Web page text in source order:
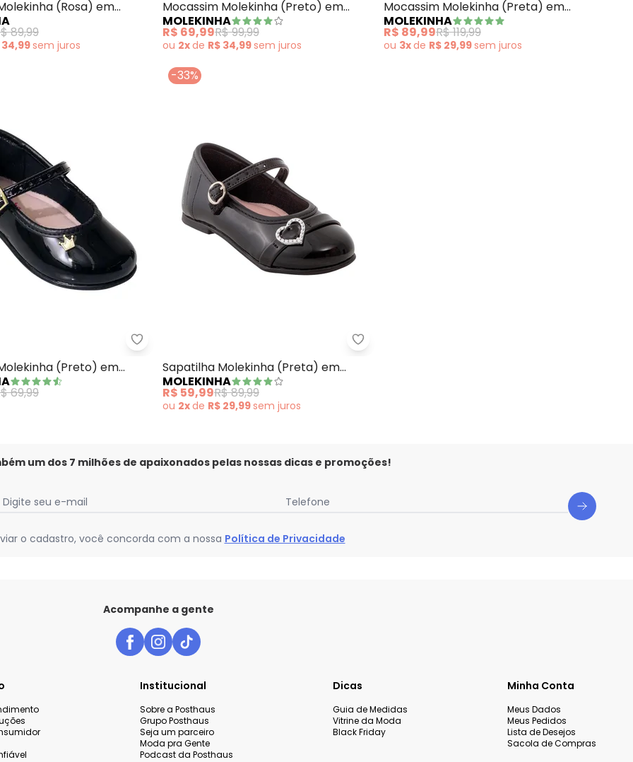
(Rosa) em
89,99
34,99sem juros
Mocassim Molekinha (Preto) em
Verniz
MOLEKINHA
R$ 69,99R$ 99,99
ou 2xde R$ 34,99sem juros
Mocassim Molekinha (Preta) em
Sintético
MOLEKINHA
R$ 89,99R$ 119,99
ou 3xde R$ 29,99sem juros
Molekinha (Preto) em SintéticoMolekinha - Sapatilha Molekinha (Preto) em Verniz
(Preto) em
69,99
-33%
Molekinha - Sapatilha Molekinha (Preta) em
Sapatilha Molekinha (Preta) em
Sintético
MOLEKINHA
R$ 59,99R$ 89,99
ou 2xde R$ 29,99sem juros
um dos 7 milhões de apaixonados pelas nossas dicas e promoções!
Digite seu e-mail Telefone
o cadastro, você concorda com a nossa Política de Privacidade
Acompanhe a gente
Institucional
Sobre a Posthaus
Grupo Posthaus
Seja um parceiro
Moda pra Gente
Podcast da Posthaus
Dicas
Guia de Medidas
Vitrine da Moda
Black Friday
Minha Conta
Meus Dados
Meus Pedidos
Lista de Desejos
Sacola de Compras